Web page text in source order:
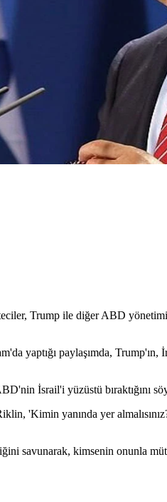
Trump ile diğer ABD
yaptığı paylaşımda,
İsrail'i yüzüstü bıraktığını
'Kimin yanında yer
savunarak, kimsenin onunla